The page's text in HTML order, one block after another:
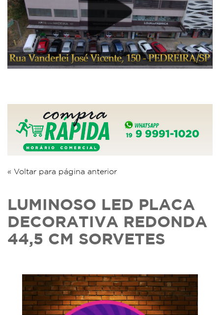
« Voltar para página anterior
LUMINOSO LED PLACA
DECORATIVA REDONDA
44,5 CM SORVETES